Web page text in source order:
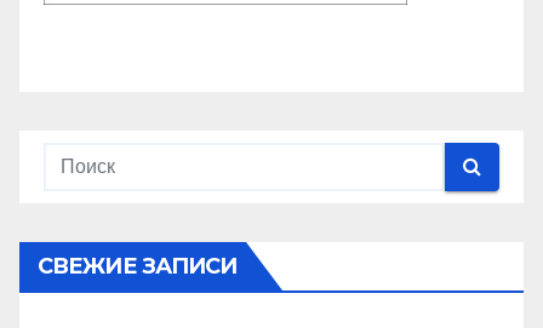
СВЕЖИЕ ЗАПИСИ